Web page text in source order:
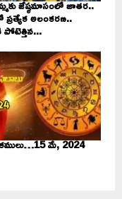
జేష్ఠమాసంలో జాతర..
అలంకరణ..
పోటెత్తిన...
మే, 2024